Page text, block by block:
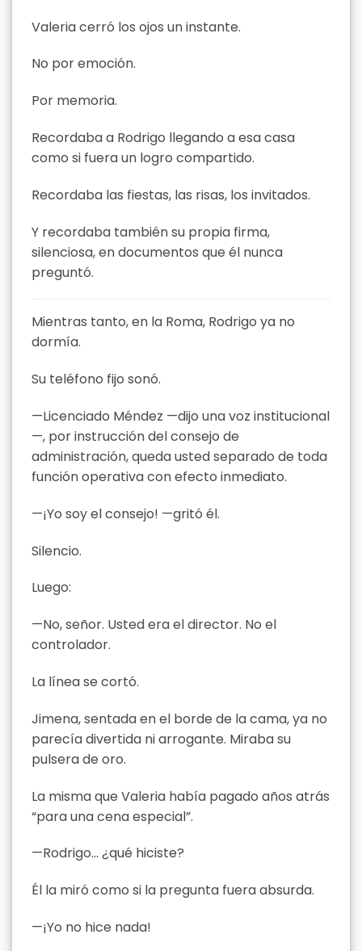
Valeria cerró los ojos un instante.
No por emoción.
Por memoria.
Recordaba a Rodrigo llegando a esa casa
como si fuera un logro compartido.
Recordaba las fiestas, las risas, los invitados.
Y recordaba también su propia firma,
silenciosa, en documentos que él nunca
preguntó.
Mientras tanto, en la Roma, Rodrigo ya no
dormía.
Su teléfono fijo sonó.
—Licenciado Méndez —dijo una voz institucional
—, por instrucción del consejo de
administración, queda usted separado de toda
función operativa con efecto inmediato.
—¡Yo soy el consejo! —gritó él.
Silencio.
Luego:
—No, señor. Usted era el director. No el
controlador.
La línea se cortó.
Jimena, sentada en el borde de la cama, ya no
parecía divertida ni arrogante. Miraba su
pulsera de oro.
La misma que Valeria había pagado años atrás
“para una cena especial”.
—Rodrigo… ¿qué hiciste?
Él la miró como si la pregunta fuera absurda.
—¡Yo no hice nada!